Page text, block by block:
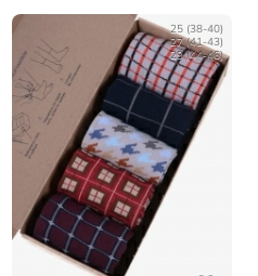
25 (38-40)
27 (41-43)
29 (44-46)